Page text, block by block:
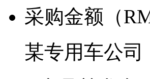
采购金额（
某专用车公司